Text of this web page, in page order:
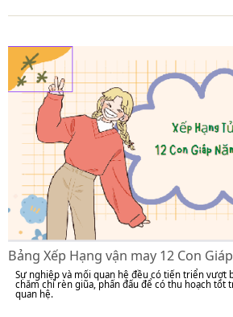
Bảng Xếp Hạng vận may 12 Con
Sự nghiệp và mối quan hệ đều có tiến triển vượt
chăm chỉ rèn giũa, phấn đấu để có thu hoạch tốt
quan hệ.